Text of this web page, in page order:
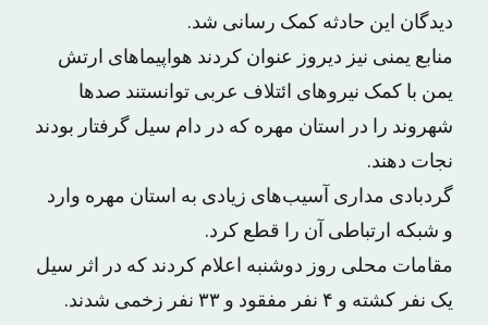
دیدگان این حادثه کمک رسانی شد.
منابع یمنی نیز دیروز عنوان کردند هواپیماهای ارتش
یمن با کمک نیروهای ائتلاف عربی توانستند صدها
شهروند را در استان مهره که در دام سیل گرفتار بودند
نجات دهند.
گردبادی مداری آسیب‌های زیادی به استان مهره وارد
و شبکه ارتباطی آن را قطع کرد.
مقامات محلی روز دوشنبه اعلام کردند که در اثر سیل
یک نفر کشته و ۴ نفر مفقود و ۳۳ نفر زخمی شدند.